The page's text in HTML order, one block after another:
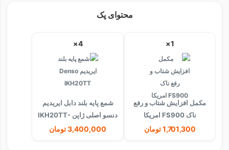
محتوای پک
1×
مکمل افزایش شتاب و رفع
ناک FS900 امریکا
1,701,300 تومان
4×
شمع پایه بلند دابل ایریدیم
دنسو اصلی ژاپن IKH20TT-
4704
3,400,000 تومان